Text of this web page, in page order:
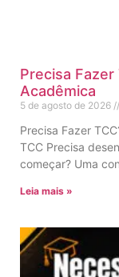
Precisa
Acadêmica
5 de agosto de 2026
Precisa Fazer
TCC Precisa
começar? Uma
Leia mais »